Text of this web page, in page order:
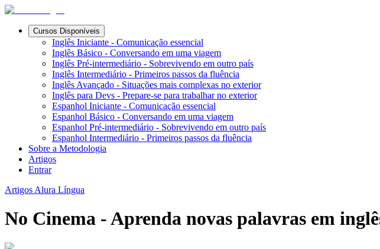
Cursos Disponíveis
Inglês Iniciante - Comunicação essencial
Inglês Básico - Conversando em uma viagem
Inglês Pré-intermediário - Sobrevivendo em outro país
Inglês Intermediário - Primeiros passos da fluência
Inglês Avançado - Situações mais complexas no exterior
Inglês para Devs - Prepare-se para trabalhar no exterior
Espanhol Iniciante - Comunicação essencial
Espanhol Básico - Conversando em uma viagem
Espanhol Pré-intermediário - Sobrevivendo em outro país
Espanhol Intermediário - Primeiros passos da fluência
Sobre a Metodologia
Artigos
Entrar
Artigos Alura Língua
No Cinema - Aprenda novas palavras em